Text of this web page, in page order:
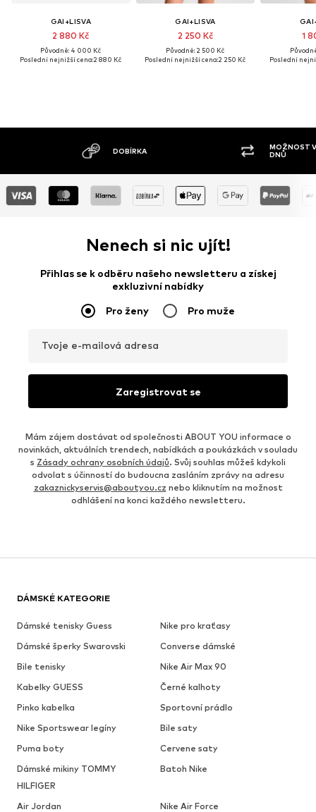
GAI+LISVA
2 880 Kč
Původně: 4 000 Kč
Poslední nejnižší cena:2 880 Kč
GAI+LISVA
2 250 Kč
Původně: 2 500 Kč
Poslední nejnižší cena:2 250 Kč
1
Poslední
DOBÍRKA
MOŽNOST
DNŮ
Nenech si nic ujít!
Přihlas se k odběru našeho newsletteru a získej
exkluzivní nabídky
Pro ženy Pro muže
Tvoje e-mailová adresa
Zaregistrovat se
Mám zájem dostávat od společnosti ABOUT YOU informace o
novinkách, aktuálních trendech, nabídkách a poukázkách v souladu
s Zásady ochrany osobních údajů. Svůj souhlas můžeš kdykoli
odvolat s účinností do budoucna zasláním zprávy na adresu
zakaznickyservis@aboutyou.cz nebo kliknutím na možnost
odhlášení na konci každého newsletteru.
DÁMSKÉ KATEGORIE
Dámské tenisky Guess
Nike pro kraťasy
Dámské šperky Swarovski
Converse dámské
Bile tenisky
Nike Air Max 90
Kabelky GUESS
Černé kalhoty
Pinko kabelka
Sportovní prádlo
Nike Sportswear legíny
Bile saty
Puma boty
Cervene saty
Dámské mikiny TOMMY
HILFIGER
Batoh Nike
Air Jordan Nike Air Force